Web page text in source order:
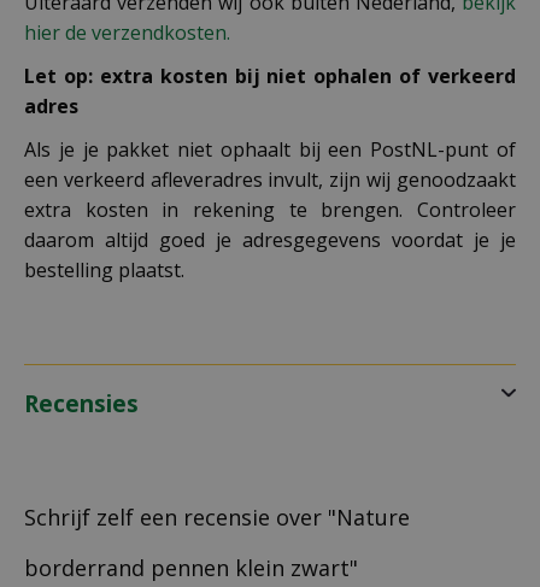
hier de verzendkosten.
Let op: extra kosten bij niet ophalen of verkeerd
adres
Als je je pakket niet ophaalt bij een PostNL-punt of
een verkeerd afleveradres invult, zijn wij genoodzaakt
extra kosten in rekening te brengen. Controleer
daarom altijd goed je adresgegevens voordat je je
bestelling plaatst.
Recensies
Schrijf zelf een recensie over "Nature
borderrand pennen klein zwart"